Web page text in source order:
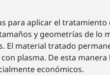
para aplicar el tratamiento
y geometrías de lo
El material tratado
plasma. De esta
económicos.